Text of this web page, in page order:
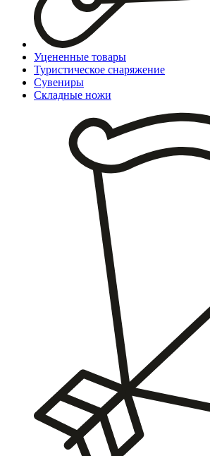
Уцененные товары
Туристическое снаряжение
Сувениры
Складные ножи